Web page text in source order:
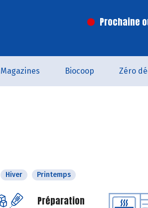
Prochaine
Magazines Biocoop Zéro
Hiver Printemps
Préparation